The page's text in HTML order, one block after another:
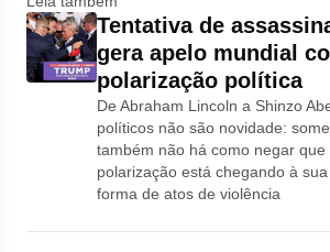
Tentativa de
gera apelo mundial
polarização política
De Abraham Lincoln a Shinzo
políticos não são novidade:
também não há como negar que
polarização está chegando à
forma de atos de violência